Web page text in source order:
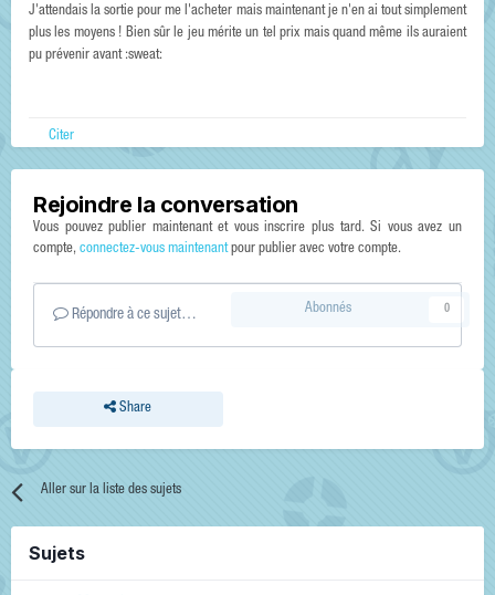
J'attendais la sortie pour me l'acheter mais maintenant je n'en ai tout simplement
plus les moyens ! Bien sûr le jeu mérite un tel prix mais quand même ils auraient
pu prévenir avant :sweat:
Citer
Rejoindre la conversation
Vous pouvez publier maintenant et vous inscrire plus tard. Si vous avez un
compte, connectez-vous maintenantpour publier avec votre compte.
Répondre à ce sujet…
Share
Abonnés 0
Aller sur la liste des sujets
Sujets